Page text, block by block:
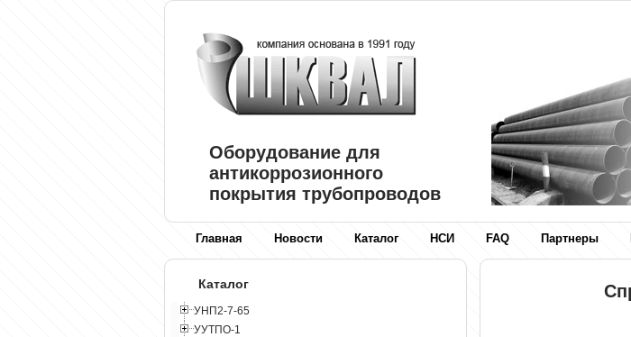
Оборудование для
антикоррозионного
покрытия трубопроводов
Главная Новости Каталог НСИ FAQ Партнеры
Каталог
УНП2-7-65
УУТПО-1